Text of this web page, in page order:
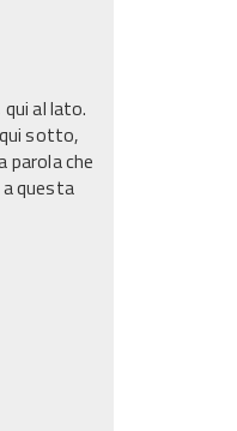
al lato.
sotto,
parola che
questa